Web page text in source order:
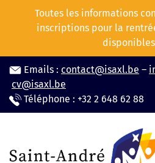
Toutes les informations
inscriptions pour la
disponibles
Emails : contact@isaxl.be –
cv@isaxl.be
Téléphone : +32 2 648 62 88